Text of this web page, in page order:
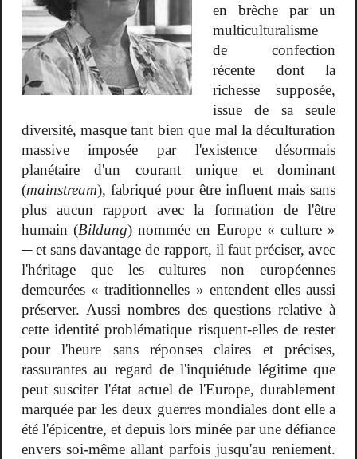
en brèche par un
multiculturalisme
de confection
récente dont la
richesse supposée,
issue de sa seule
diversité, masque tant bien que mal la déculturation
massive imposée par l'existence désormais
planétaire d'un courant unique et dominant
(mainstream), fabriqué pour être influent mais sans
plus aucun rapport avec la formation de l'être
humain (Bildung) nommée en Europe « culture »
─ et sans davantage de rapport, il faut préciser, avec
l'héritage que les cultures non européennes
demeurées « traditionnelles » entendent elles aussi
préserver. Aussi nombres des questions relative à
cette identité problématique risquent-elles de rester
pour l'heure sans réponses claires et précises,
rassurantes au regard de l'inquiétude légitime que
peut susciter l'état actuel de l'Europe, durablement
marquée par les deux guerres mondiales dont elle a
été l'épicentre, et depuis lors minée par une défiance
envers soi-même allant parfois jusqu'au reniement.